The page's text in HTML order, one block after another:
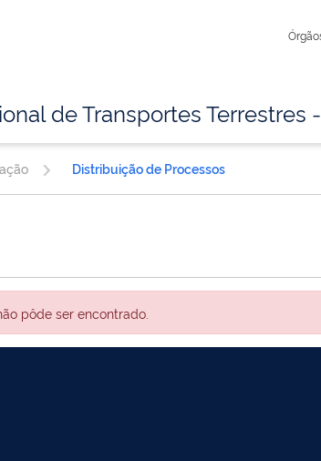
de Transportes Terrestres
Distribuição de Processos
pôde ser encontrado.